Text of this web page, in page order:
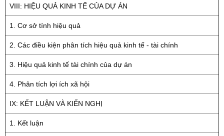
VIII: HIỆU QUẢ KINH TẾ CỦA DỰ ÁN
1. Cơ sở tính hiệu quả
2. Các điều kiện phân tích hiệu quả kinh tế - tài chính
3. Hiệu quả kinh tế tài chính của dự án
4. Phân tích lợi ích xã hội
IX: KẾT LUẬN VÀ KIẾN NGHỊ
1. Kết luận